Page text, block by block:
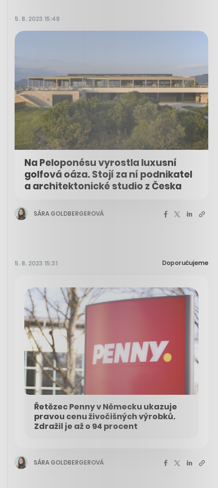
5. 8. 2023 15:48
Na Peloponésu vyrostla luxusní
golfová oáza. Stojí za ní podnikatel
a architektonické studio z Česka
SÁRA GOLDBERGEROVÁ
5. 8. 2023 15:31 Doporučujeme
Řetězec Penny v Německu ukazuje
pravou cenu živočišných výrobků.
Zdražil je až o 94 procent
SÁRA GOLDBERGEROVÁ